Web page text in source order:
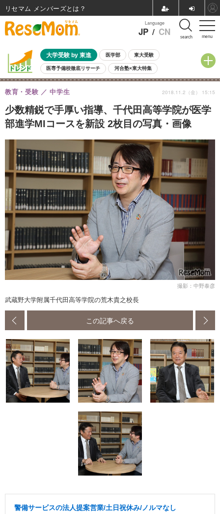
menu
Language
JP / CN search
大学受験 by 東進 医学部 東大受験
医専予備校徹底リサーチ 河合塾×東大特集
親子で考える大学選び 高校受験 中学受験 小学校受験
共通テスト 夏休み
8月開催イベント・WS 全国公立高校 過去問 人気記事
自由研究教材（小学生向け） 自由研究教材（中学生向け） ランキング
少数精鋭で手厚い指導、千代田高等学院が医学
部進学MIコースを新設 2枚目の写真・画像
教育・受験 中学生 2018.11.2（金） 15:15
撮影：中野泰彦
武蔵野大学附属千代田高等学院の荒木貴之校長
この記事へ戻る
警備サービスの法人提案営業/土日祝休み/ノルマなし
リセマム メンバーズ